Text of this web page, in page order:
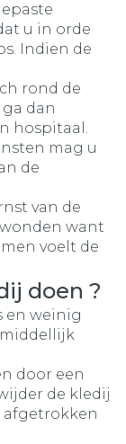
u in orde
Indien de
rond de
dan
hospitaal.
mag u
de
van de
want
voelt de
doen ?
en weinig
door een
de kledij
afgetrokken